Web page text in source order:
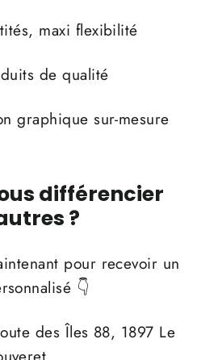
maxi flexibilité
de qualité
graphique sur-mesure
différencier
?
pour recevoir un
👇
des Îles 88, 1897 Le